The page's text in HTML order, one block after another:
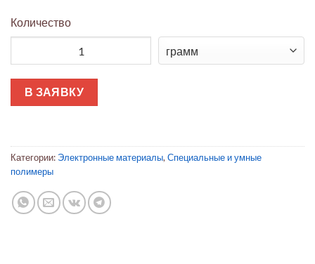
Количество
В ЗАЯВКУ
Категории: Электронные материалы, Специальные и умные
полимеры